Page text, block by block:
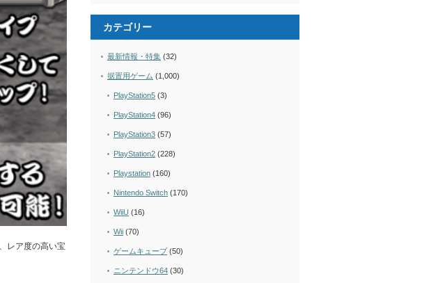
レア度の高い宝
カテゴリー
最新情報・特集 (32)
据置用ゲーム (1,000)
PlayStation5 (3)
PlayStation4 (96)
PlayStation3 (57)
PlayStation2 (228)
Playstation (160)
Nintendo Switch (170)
WiiU (16)
Wii (70)
ゲームキューブ (50)
ニンテンドウ64 (30)